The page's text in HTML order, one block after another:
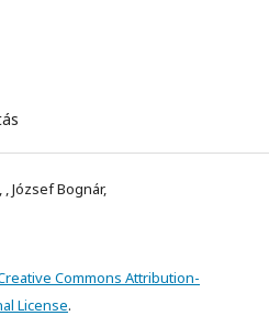
József Bognár,
Commons Attribution-
License.